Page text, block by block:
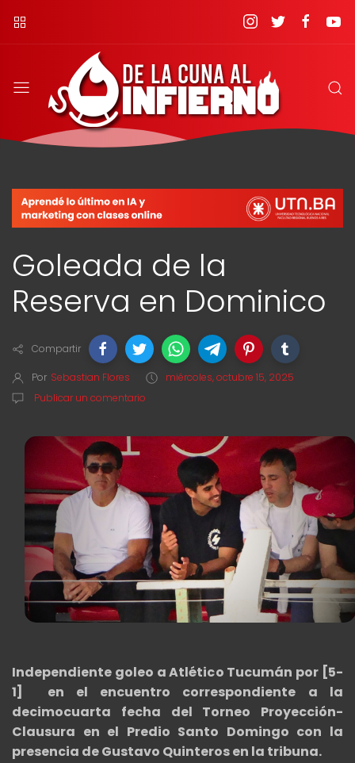
Goleada de la
Reserva en Dominico
Compartir
Por Sebastian Flores
miércoles, octubre 15, 2025
Publicar un comentario
Independiente goleo a Atlético Tucumán por [5-
1] en el encuentro correspondiente a la
decimocuarta fecha del Torneo Proyección-
Clausura en el Predio Santo Domingo con la
presencia de Gustavo Quinteros en la tribuna.